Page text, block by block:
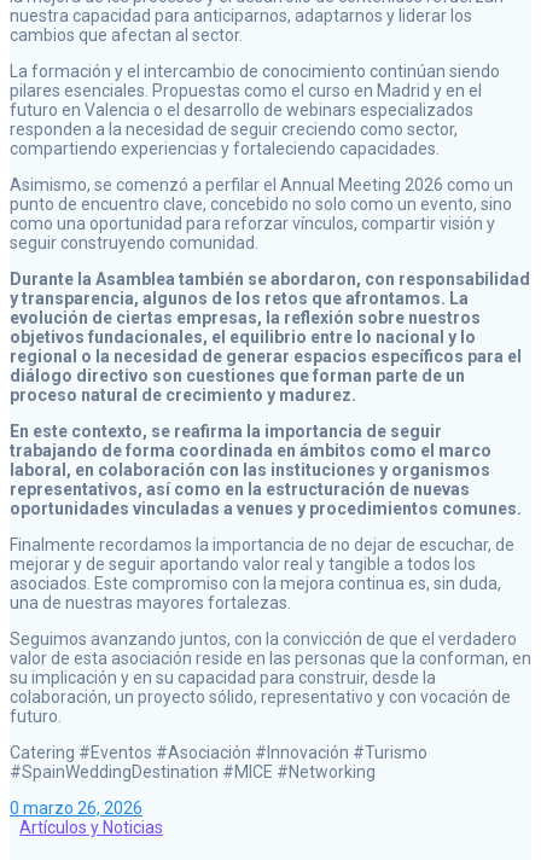
nuestra capacidad para anticiparnos, adaptarnos y liderar los
cambios que afectan al sector.
La formación y el intercambio de conocimiento continúan siendo
pilares esenciales. Propuestas como el curso en Madrid y en el
futuro en Valencia o el desarrollo de webinars especializados
responden a la necesidad de seguir creciendo como sector,
compartiendo experiencias y fortaleciendo capacidades.
Asimismo, se comenzó a perfilar el Annual Meeting 2026 como un
punto de encuentro clave, concebido no solo como un evento, sino
como una oportunidad para reforzar vínculos, compartir visión y
seguir construyendo comunidad.
Durante la Asamblea también se abordaron, con responsabilidad
y transparencia, algunos de los retos que afrontamos. La
evolución de ciertas empresas, la reflexión sobre nuestros
objetivos fundacionales, el equilibrio entre lo nacional y lo
regional o la necesidad de generar espacios específicos para el
diálogo directivo son cuestiones que forman parte de un
proceso natural de crecimiento y madurez.
En este contexto, se reafirma la importancia de seguir
trabajando de forma coordinada en ámbitos como el marco
laboral, en colaboración con las instituciones y organismos
representativos, así como en la estructuración de nuevas
oportunidades vinculadas a venues y procedimientos comunes.
Finalmente recordamos la importancia de no dejar de escuchar, de
mejorar y de seguir aportando valor real y tangible a todos los
asociados. Este compromiso con la mejora continua es, sin duda,
una de nuestras mayores fortalezas.
Seguimos avanzando juntos, con la convicción de que el verdadero
valor de esta asociación reside en las personas que la conforman, en
su implicación y en su capacidad para construir, desde la
colaboración, un proyecto sólido, representativo y con vocación de
futuro.
Catering #Eventos #Asociación #Innovación #Turismo
#SpainWeddingDestination #MICE #Networking
0 marzo 26, 2026
Artículos y Noticias